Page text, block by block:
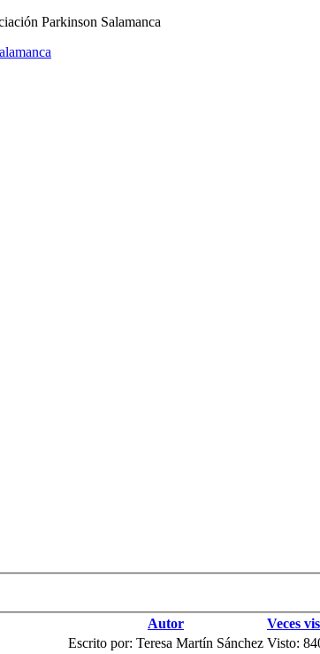
Autor
Veces
Escrito por: Teresa Martín Sánchez Visto: